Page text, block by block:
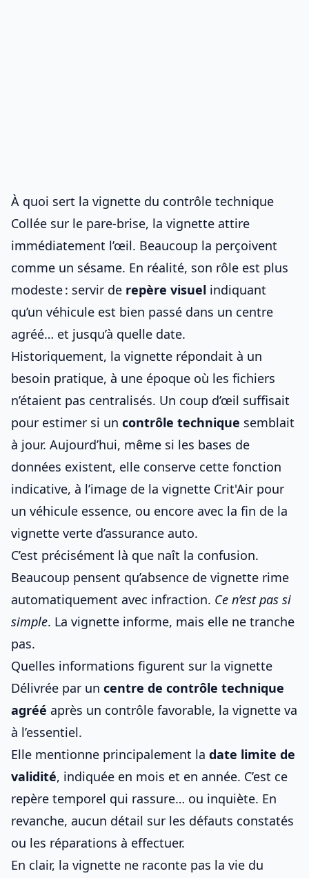
À quoi sert la vignette du contrôle technique
Collée sur le pare-brise, la vignette attire
immédiatement l’œil. Beaucoup la perçoivent
comme un sésame. En réalité, son rôle est plus
modeste : servir de repère visuel indiquant
qu’un véhicule est bien passé dans un centre
agréé… et jusqu’à quelle date.
Historiquement, la vignette répondait à un
besoin pratique, à une époque où les fichiers
n’étaient pas centralisés. Un coup d’œil suffisait
pour estimer si un contrôle technique semblait
à jour. Aujourd’hui, même si les bases de
données existent, elle conserve cette fonction
indicative, à l’image de la vignette Crit'Air pour
un véhicule essence, ou encore avec la fin de la
vignette verte d’assurance auto.
C’est précisément là que naît la confusion.
Beaucoup pensent qu’absence de vignette rime
automatiquement avec infraction. Ce n’est pas si
simple. La vignette informe, mais elle ne tranche
pas.
Quelles informations figurent sur la vignette
Délivrée par un centre de contrôle technique
agréé après un contrôle favorable, la vignette va
à l’essentiel.
Elle mentionne principalement la date limite de
validité, indiquée en mois et en année. C’est ce
repère temporel qui rassure… ou inquiète. En
revanche, aucun détail sur les défauts constatés
ou les réparations à effectuer.
En clair, la vignette ne raconte pas la vie du